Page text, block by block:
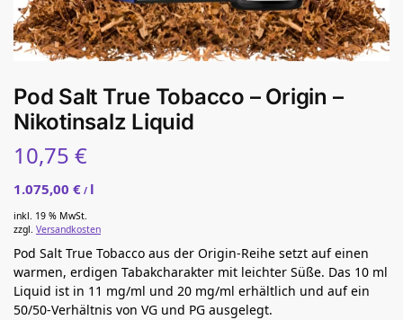
Pod Salt True Tobacco – Origin –
Nikotinsalz Liquid
10,75 €
1.075,00 € / l
inkl. 19 % MwSt.
zzgl. Versandkosten
Pod Salt True Tobacco aus der Origin-Reihe setzt auf einen
warmen, erdigen Tabakcharakter mit leichter Süße. Das 10 ml
Liquid ist in 11 mg/ml und 20 mg/ml erhältlich und auf ein
50/50-Verhältnis von VG und PG ausgelegt.